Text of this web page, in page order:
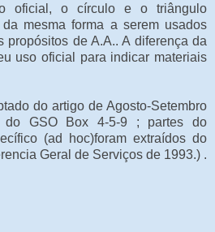
oficial, o círculo e o triângulo
mesma forma a serem usados
propósitos de A.A.. A diferença da
uso oficial para indicar materiais
do artigo de Agosto-Setembro
do GSO Box 4-5-9 ; partes do
(ad hoc)foram extraídos do
Geral de Serviços de 1993.) .